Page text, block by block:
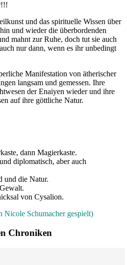
und das spirituelle Wissen über
und wieder die überbordenden
mahnt zur Ruhe, doch tut sie auch
nur dann, wenn es ihr unbedingt
Manifestation von ätherischer
langsam und gemessen. Ihre
der Enaiyen wieder und ihre
auf ihre göttliche Natur.
dann Magierkaste.
diplomatisch, aber auch
die Natur.
von Cysalion.
Schumacher gespielt)
Chroniken